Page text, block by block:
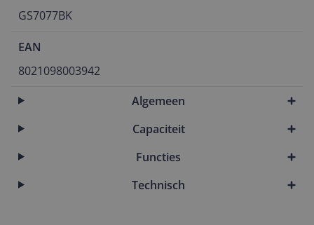
GS7077BK
EAN
8021098003942
Algemeen
Capaciteit
Functies
Technisch